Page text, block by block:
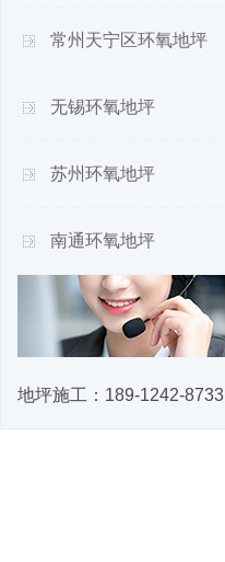
常州天宁区环氧地坪
无锡环氧地坪
苏州环氧地坪
南通环氧地坪
地坪施工： 189-1242-8733